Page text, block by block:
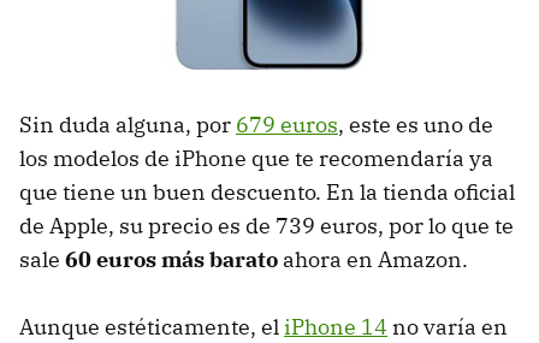
Sin duda alguna, por 679 euros, este es uno de
los modelos de iPhone que te recomendaría ya
que tiene un buen descuento. En la tienda oficial
de Apple, su precio es de 739 euros, por lo que te
sale 60 euros más barato ahora en Amazon.
Aunque estéticamente, eliPhone 14 no varía en